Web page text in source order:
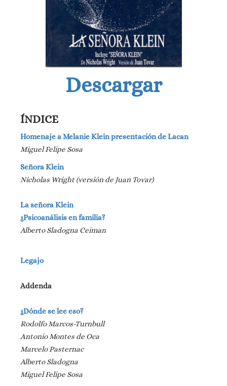
Descargar
ÍNDICE
Homenaje a Melanie Klein presentación de Lacan
Miguel Felipe Sosa
Señora Klein
Nicholas Wright (versión de Juan Tovar)
La señora Klein
¿Psicoanálisis en familia?
Alberto Sladogna Ceiman
Legajo
Addenda
¿Dónde se lee eso?
Rodolfo Marcos-Turnbull
Antonio Montes de Oca
Marcelo Pasternac
Alberto Sladogna
Miguel Felipe Sosa